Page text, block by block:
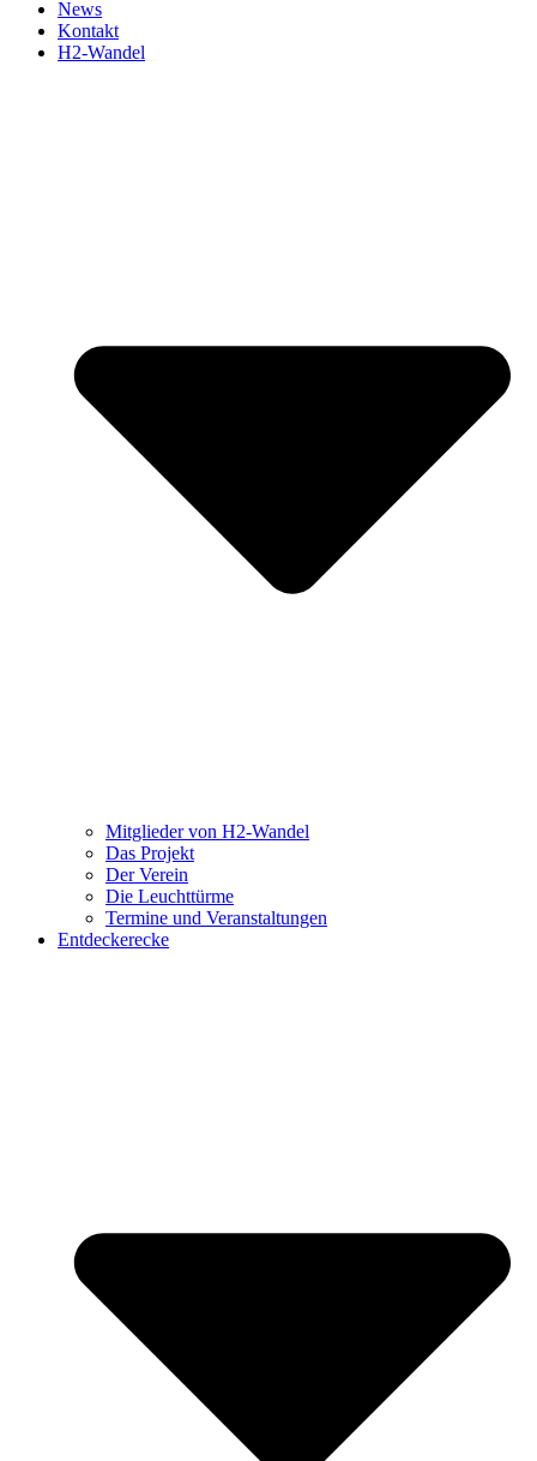
News
Kontakt
H2-Wandel
Mitglieder von H2-Wandel
Das Projekt
Der Verein
Die Leuchttürme
Termine und Veranstaltungen
Entdeckerecke